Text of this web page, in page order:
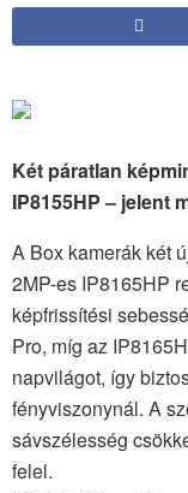
Két páratlan
IP8155HP – jelent
A Box kamerák két
2MP-es IP8165HP
képfrissítési
Pro, míg az
napvilágot, így
fényviszonynál. A
sávszélesség
felel.